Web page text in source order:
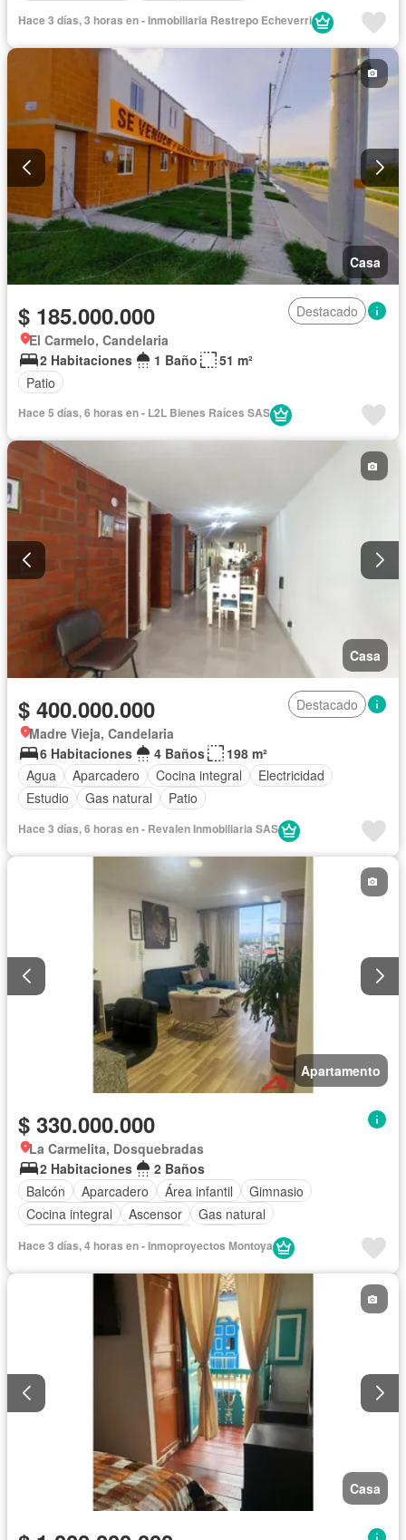
Hace 3 días, 3 horas en - Inmobiliaria Restrepo Echeverri
Casa
$ 185.000.000
Destacado
El Carmelo, Candelaria
2 Habitaciones
1 Baño
51 m²
Patio
Hace 5 días, 6 horas en - L2L Bienes Raíces SAS
Casa
$ 400.000.000
Destacado
Madre Vieja, Candelaria
6 Habitaciones
4 Baños
198 m²
Agua
Aparcadero Cocina integral
Electricidad
Estudio
Gas natural Patio
Hace 3 días, 6 horas en - Revalen Inmobiliaria SAS
Apartamento
$ 330.000.000
La Carmelita, Dosquebradas
2 Habitaciones
2 Baños
Balcón
Aparcadero Área infantil
Gimnasio
Cocina integral
Ascensor
Gas natural
Hace 3 días, 4 horas en - Inmoproyectos Montoya
Casa